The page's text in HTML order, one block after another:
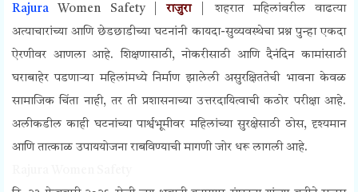
Rajura Women Safety | राजुरा| शहरात महिलांवरील वाढत्या
अत्याचारांच्या आणि छेडछाडीच्या घटनांनी कायदा-सुव्यवस्थेचा प्रश्न पुन्हा एकदा
ऐरणीवर आणला आहे. शिक्षणासाठी, नोकरीसाठी आणि दैनंदिन कामांसाठी
घराबाहेर पडणाऱ्या महिलांमध्ये निर्माण झालेली असुरक्षिततेची भावना केवळ
सामाजिक चिंता नाही, तर ती प्रशासनाच्या उत्तरदायित्वाची कठोर परीक्षा आहे.
अलीकडील काही घटनांच्या पार्श्वभूमीवर महिलांच्या सुरक्षेसाठी ठोस, दृश्यमान
आणि तात्काळ उपाययोजना राबविण्याची मागणी जोर धरू लागली आहे.